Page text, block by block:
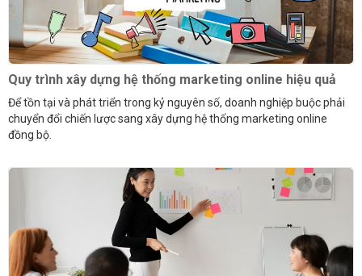
Quy trình xây dựng hệ thống marketing online hiệu quả
Để tồn tại và phát triển trong kỷ nguyên số, doanh nghiệp buộc phải
chuyển đổi chiến lược sang xây dựng hệ thống marketing online
đồng bộ.